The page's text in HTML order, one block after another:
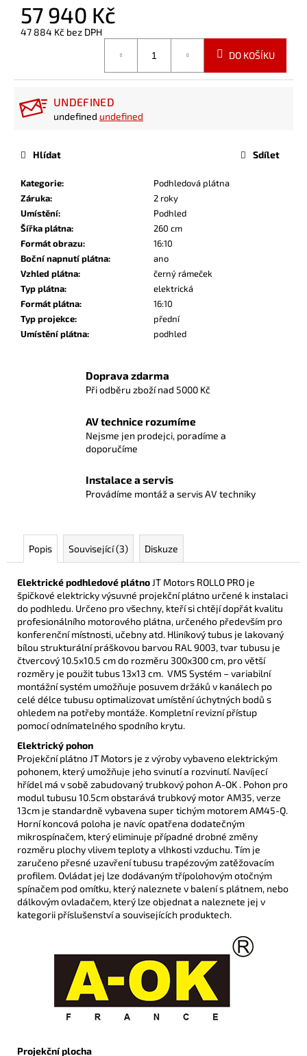
57 940 Kč
47 884 Kč bez DPH
DO KOŠÍKU
UNDEFINED
undefined undefined
Kategorie:
Podhledová plátna
Záruka:
2 roky
Umístění:
Podhled
Šířka plátna:
260 cm
Formát obrazu:
16:10
Boční napnutí plátna:
ano
Vzhled plátna:
černý rámeček
Typ plátna:
elektrická
Formát plátna:
16:10
Typ projekce:
přední
Umístění plátna: podhled
Hlídat Sdílet
Doprava zdarma
Při odběru zboží nad 5000 Kč
AV technice rozumíme
Nejsme jen prodejci, poradíme a
doporučíme
Instalace a servis
Provádíme montáž a servis AV techniky
Popis Související (3) Diskuze
Elektrické podhledové plátno JT Motors ROLLO PRO je
špičkové elektricky výsuvné projekční plátno určené k instalaci
do podhledu. Určeno pro všechny, kteří si chtějí dopřát kvalitu
profesionálního motorového plátna, určeného především pro
konferenční místnosti, učebny atd. Hliníkový tubus je lakovaný
bílou strukturální práškovou barvou RAL 9003, tvar tubusu je
čtvercový 10.5x10.5 cm do rozměru 300x300 cm, pro větší
rozměry je použit tubus 13x13 cm. VMS Systém – variabilní
montážní systém umožňuje posuvem držáků v kanálech po
celé délce tubusu optimalizovat umístění úchytných bodů s
ohledem na potřeby montáže. Kompletní revizní přístup
pomocí odnímatelného spodního krytu.
Elektrický pohon
Projekční plátno JT Motors je z výroby vybaveno elektrickým
pohonem, který umožňuje jeho svinutí a rozvinutí. Navíjecí
hřídel má v sobě zabudovaný trubkový pohon A-OK . Pohon pro
modul tubusu 10.5cm obstarává trubkový motor AM35, verze
13cm je standardně vybavena super tichým motorem AM45-Q.
Horní koncová poloha je navíc opatřena dodatečným
mikrospínačem, kterýeliminuje případné drobné změny
rozměru plochy vlivem teploty a vlhkosti vzduchu. Tím je
zaručeno přesné uzavření tubusu trapézovým zatěžovacím
profilem.Ovládat jej lze dodávaným třípolohovým otočným
spínačem pod omítku, který naleznete v balení s plátnem, nebo
dálkovým ovladačem, který lze objednat a naleznete jej v
kategorii příslušenství a souvisejících produktech.
Projekční plocha